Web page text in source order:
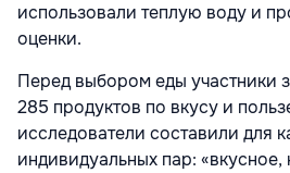
использовали теплую воду и
оценки.
Перед выбором еды участники
285 продуктов по вкусу и
исследователи составили для
индивидуальных пар: